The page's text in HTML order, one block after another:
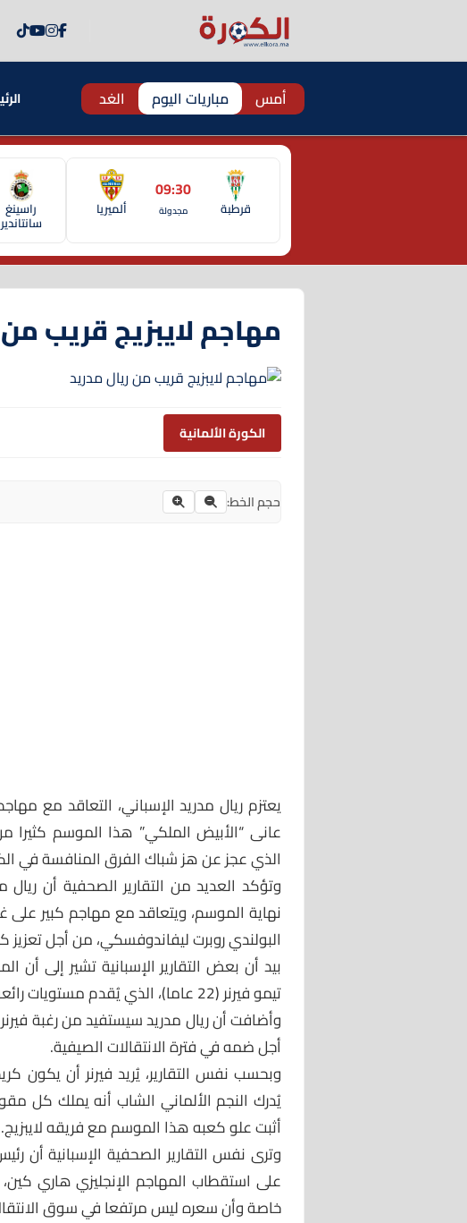
أمس مباريات اليوم الغد
قرطبة
09:30
مجدولة ألميريا راسينغ
سانتاندير
مهاجم لايبزيج قريب
الكورة الألمانية
حجم الخط:
يعتزم ريال مدريد الإسباني، التعاقد مع
عانى “الأبيض الملكي” هذا الموسم كثيرا
الذي عجز عن هز شباك الفرق المنافسة في
وتؤكد العديد من التقارير الصحفية أن
نهاية الموسم، ويتعاقد مع مهاجم كبير على
البولندي روبرت ليفاندوفسكي، من أجل تعزيز
بيد أن بعض التقارير الإسبانية تشير إلى أن
تيمو فيرنر (22 عاما)، الذي يُقدم مستويات رائعة مع فريق لايبزيج.
وأضافت أن ريال مدريد سيستفيد من رغبة
أجل ضمه في فترة الانتقالات الصيفية.
وبحسب نفس التقارير، يُريد فيرنر أن يكون
يُدرك النجم الألماني الشاب أنه يملك كل
أثبت علو كعبه هذا الموسم مع فريقه لايبزيج.
وترى نفس التقارير الصحفية الإسبانية أن
على استقطاب المهاجم الإنجليزي هاري كين،
خاصة وأن سعره ليس مرتفعا في سوق